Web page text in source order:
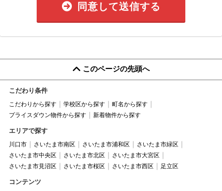
同意して送信する
このページの先頭へ
こだわり条件
こだわりから探す 学校区から探す
町名から探す
プライスダウン物件から探す
新着物件から探す
エリアで探す
川口市 さいたま市南区 さいたま市浦和区
さいたま市緑区
さいたま市中央区
さいたま市北区
さいたま市大宮区
さいたま市見沼区
さいたま市桜区 さいたま市西区 足立区
コンテンツ